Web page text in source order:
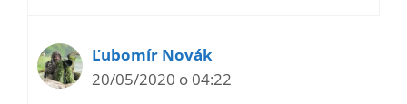
Ľubomír Novák
20/05/2020 o 04:22